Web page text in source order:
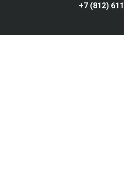
+7 (812)